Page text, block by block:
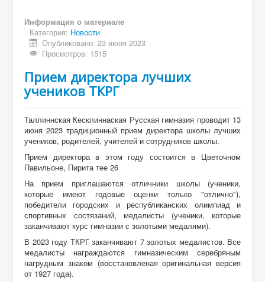
Информация о материале
Категория: Новости
Опубликовано: 23 июня 2023
Просмотров: 1515
Прием директора лучших
учеников ТКРГ
Таллиннская Кесклиннаская Русская гимназия проводит 13
июня 2023 традиционный прием директора школы лучших
учеников, родителей, учителей и сотрудников школы.
Прием директора в этом году состоится в Цветочном
Павильоне, Пирита тее 26
На прием приглашаются отличники школы (ученики,
которые имеют годовые оценки только "отлично"),
победители городских и республиканских олимпиад и
спортивных состязаний, медалисты (ученики, которые
заканчивают курс гимназии с золотыми медалями).
В 2023 году ТКРГ заканчивают 7 золотых медалистов. Все
медалисты награждаются гимназическим серебряным
нагрудным знаком (восстановленая оригинальная версия
от 1927 года).